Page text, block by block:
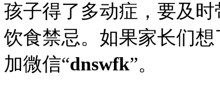
孩子得了多动症，要及
饮食禁忌。如果家长们
加微信“dnswfk”。